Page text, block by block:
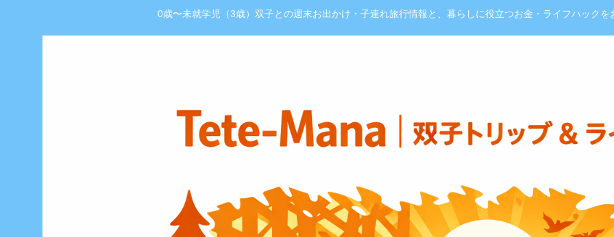
0歳〜未就学児（3歳）双子との週末お出かけ・子連れ旅行情報と、暮らしに役立つお金・ライフハックを